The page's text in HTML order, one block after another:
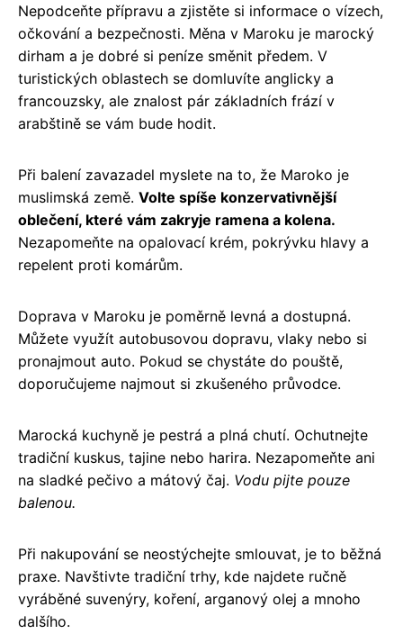
Nepodceňte přípravu a zjistěte si informace o vízech,
očkování a bezpečnosti. Měna v Maroku je marocký
dirham a je dobré si peníze směnit předem. V
turistických oblastech se domluvíte anglicky a
francouzsky, ale znalost pár základních frází v
arabštině se vám bude hodit.
Při balení zavazadel myslete na to, že Maroko je
muslimská země. Volte spíše konzervativnější
oblečení, které vám zakryje ramena a kolena.
Nezapomeňte na opalovací krém, pokrývku hlavy a
repelent proti komárům.
Doprava v Maroku je poměrně levná a dostupná.
Můžete využít autobusovou dopravu, vlaky nebo si
pronajmout auto. Pokud se chystáte do pouště,
doporučujeme najmout si zkušeného průvodce.
Marocká kuchyně je pestrá a plná chutí. Ochutnejte
tradiční kuskus, tajine nebo harira. Nezapomeňte ani
na sladké pečivo a mátový čaj. Vodu pijte pouze
balenou.
Při nakupování se neostýchejte smlouvat, je to běžná
praxe. Navštivte tradiční trhy, kde najdete ručně
vyráběné suvenýry, koření, arganový olej a mnoho
dalšího.